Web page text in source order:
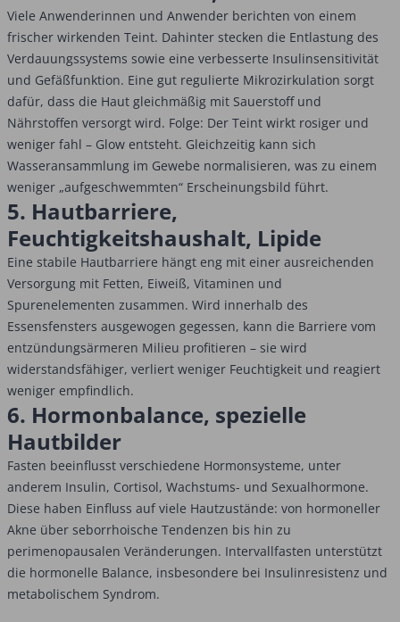
Viele Anwenderinnen und Anwender berichten von einem
frischer wirkenden Teint. Dahinter stecken die Entlastung des
Verdauungssystems sowie eine verbesserte Insulinsensitivität
und Gefäßfunktion. Eine gut regulierte Mikrozirkulation sorgt
dafür, dass die Haut gleichmäßig mit Sauerstoff und
Nährstoffen versorgt wird. Folge: Der Teint wirkt rosiger und
weniger fahl – Glow entsteht. Gleichzeitig kann sich
Wasseransammlung im Gewebe normalisieren, was zu einem
weniger „aufgeschwemmten“ Erscheinungsbild führt.
5. Hautbarriere,
Feuchtigkeitshaushalt, Lipide
Eine stabile Hautbarriere hängt eng mit einer ausreichenden
Versorgung mit Fetten, Eiweiß, Vitaminen und
Spurenelementen zusammen. Wird innerhalb des
Essensfensters ausgewogen gegessen, kann die Barriere vom
entzündungsärmeren Milieu profitieren – sie wird
widerstandsfähiger, verliert weniger Feuchtigkeit und reagiert
weniger empfindlich.
6. Hormonbalance, spezielle
Hautbilder
Fasten beeinflusst verschiedene Hormonsysteme, unter
anderem Insulin, Cortisol, Wachstums- und Sexualhormone.
Diese haben Einfluss auf viele Hautzustände: von hormoneller
Akne über seborrhoische Tendenzen bis hin zu
perimenopausalen Veränderungen. Intervallfasten unterstützt
die hormonelle Balance, insbesondere bei Insulinresistenz und
metabolischem Syndrom.